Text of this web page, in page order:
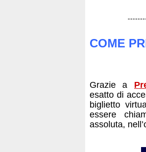
COME
Grazie a
esatto di
biglietto
essere
assoluta,